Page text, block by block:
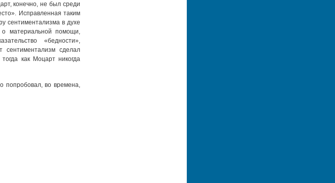
конечно, не был среди
Исправленная таким
сентиментализма в духе
материальной помощи,
«бедности»,
сентиментализм сделал
как Моцарт никогда
попробовал, во времена,